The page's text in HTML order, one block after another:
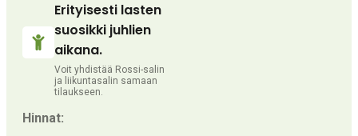
Erityisesti lasten
suosikki juhlien
aikana.
Voit yhdistää Rossi-salin
ja liikuntasalin samaan
tilaukseen.
Hinnat: